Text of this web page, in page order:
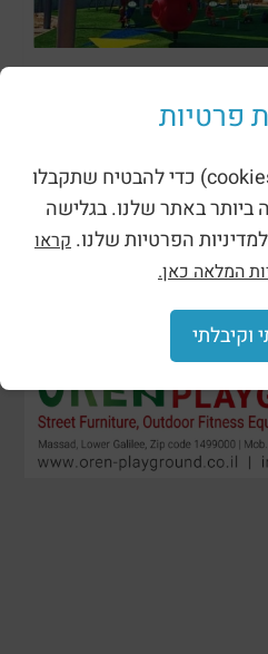
פרטיות
אנו משתמשים בעוגיות (cookies) כדי להבטיח שתקבלו
ביותר באתר שלנו. בגלישה
הפרטיות שלנו. קראו
המלאה כאן.
וקיבלתי